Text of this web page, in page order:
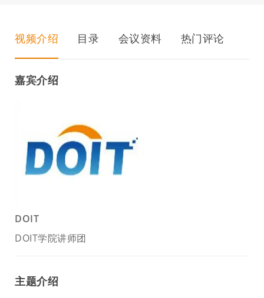
视频介绍 目录 会议资料 热门评论
嘉宾介绍
DOIT
DOIT学院讲师团
主题介绍